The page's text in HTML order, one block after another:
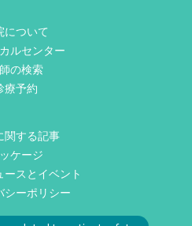
について
ルセンター
の検索
療予約
関する記事
ケージ
ースとイベント
シーポリシー